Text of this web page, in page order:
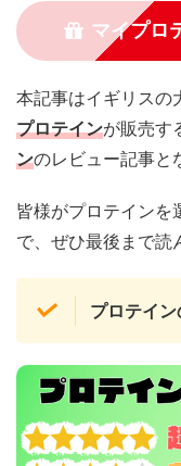
マイプロ
本記事はイギリスの
プロテインが販売す
ンのレビュー記事と
皆様がプロテインを
で、ぜひ最後まで読
プロテイ